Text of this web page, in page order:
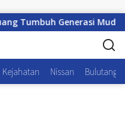
Generasi Muda
Kejahatan Nissan